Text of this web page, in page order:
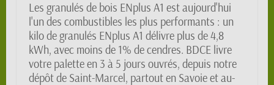
Les granulés de bois ENplus A1 est aujourd'hui
l'un des combustibles les plus performants : un
kilo de granulés ENplus A1 délivre plus de 4,8
kWh, avec moins de 1% de cendres. BDCE livre
votre palette en 3 à 5 jours ouvrés, depuis notre
dépôt de Saint-Marcel, partout en Savoie et au-